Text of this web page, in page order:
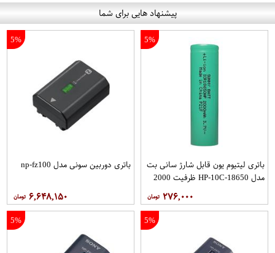
پیشنهاد هایی برای شما
5%
باتری لیتیوم یون قابل شارژ سانی بت
مدل HP-10C-18650 ظرفیت 2000
۲۷۶,۰۰۰
5%
باتری دوربین سونی مدل np-fz100
۶,۶۴۸,۱۵۰
5%
5%